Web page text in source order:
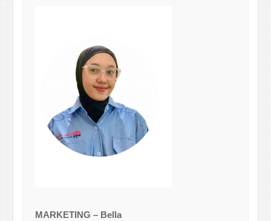
MARKETING – Bella